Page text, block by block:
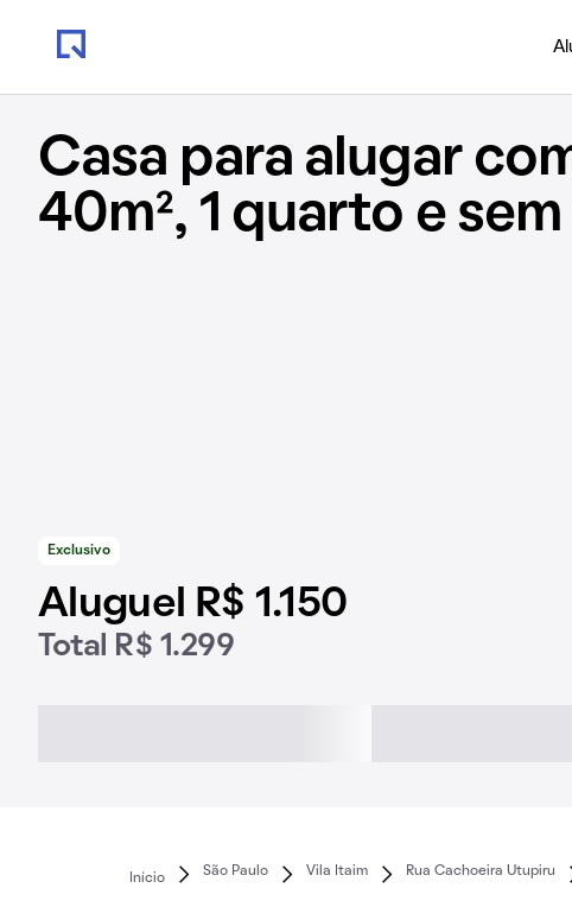
Casa para alugar
40m², 1 quarto e
Exclusivo
Aluguel R$ 1.150
Total R$ 1.299
Início
São Paulo Vila Itaim Rua Cachoeira Utupiru